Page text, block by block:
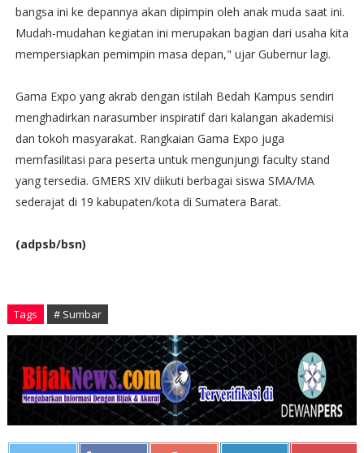
bangsa ini ke depannya akan dipimpin oleh anak muda saat ini.
Mudah-mudahan kegiatan ini merupakan bagian dari usaha kita
mempersiapkan pemimpin masa depan," ujar Gubernur lagi.
Gama Expo yang akrab dengan istilah Bedah Kampus sendiri
menghadirkan narasumber inspiratif dari kalangan akademisi
dan tokoh masyarakat. Rangkaian Gama Expo juga
memfasilitasi para peserta untuk mengunjungi faculty stand
yang tersedia. GMERS XIV diikuti berbagai siswa SMA/MA
sederajat di 19 kabupaten/kota di Sumatera Barat.
(adpsb/bsn)
Tags # Sumbar